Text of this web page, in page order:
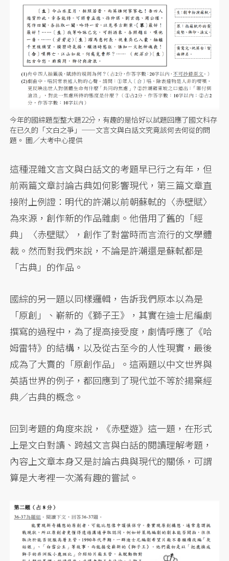
今年的國綜題型整大題22分，有趣的是恰好以試題回應了國文科存
在已久的「文白之爭」——文言文與白話文究竟該何去何從的問
題。 圖／大考中心提供
這種混雜文言文與白話文的考題早已行之有年，但
前兩篇文章討論古典如何影響現代，第三篇文章直
接附上例證：明代的許潮以前朝蘇軾的〈赤壁賦〉
為來源，創作新的作品雜劇。他借用了舊的「經
典」〈赤壁賦〉，創作了對當時而言流行的文學體
裁。然而對我們來說，不論是許潮還是蘇軾都是
「古典」的作品。
國綜的另一題以同樣邏輯，告訴我們原本以為是
「原創」、嶄新的《獅子王》，其實在迪士尼編劇
撰寫的過程中，為了提高接受度，劇情呼應了《哈
姆雷特》的結構，以及從古至今的人性現實，最後
成為了大賣的「原創作品」。這兩題以中文世界與
英語世界的例子，都回應到了現代並不等於揚棄經
典／古典的概念。
回到考題的角度來說，《赤壁遊》這一題，在形式
上是文白對讀、跨越文言與白話的閱讀理解考題，
內容上文章本身又是討論古典與現代的關係，可謂
算是大考裡一次滿有趣的嘗試。